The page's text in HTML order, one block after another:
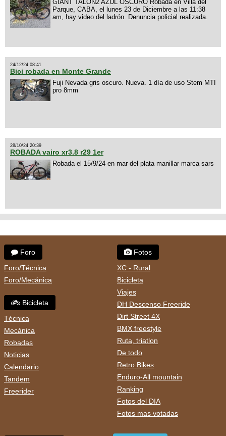
GIANT TALON2 AZUL OSCURO Robada en Villa del
Parque, CABA, el lunes 23 de Diciembre a las 11:38
am, hay video del ladrón. Denuncia policial realizada.
24/12/24 08:41
Bici robada en Monte Grande
Fuji Nevada gris oscuro. Nueva. 1 día de uso Stem MTI
pro 8mm
28/10/24 20:39
ROBADA vairo xr3.8 r29 1er
Robada el 15/9/24 en mar del plata manillar marca sars
Foro
Foro/Técnica
Foro/Mecánica
Bicicleta
Técnica
Mecánica
Robadas
Noticias
Calendario
Tandem
Freerider
Fotos
XC - Rural
Bicicleta
Viajes
DH Descenso Freeride
Dirt Street 4X
BMX freestyle
Ruta, triatlon
De todo
Retro Bikes
Enduro-All mountain
Ranking
Fotos del DIA
Fotos mas votadas